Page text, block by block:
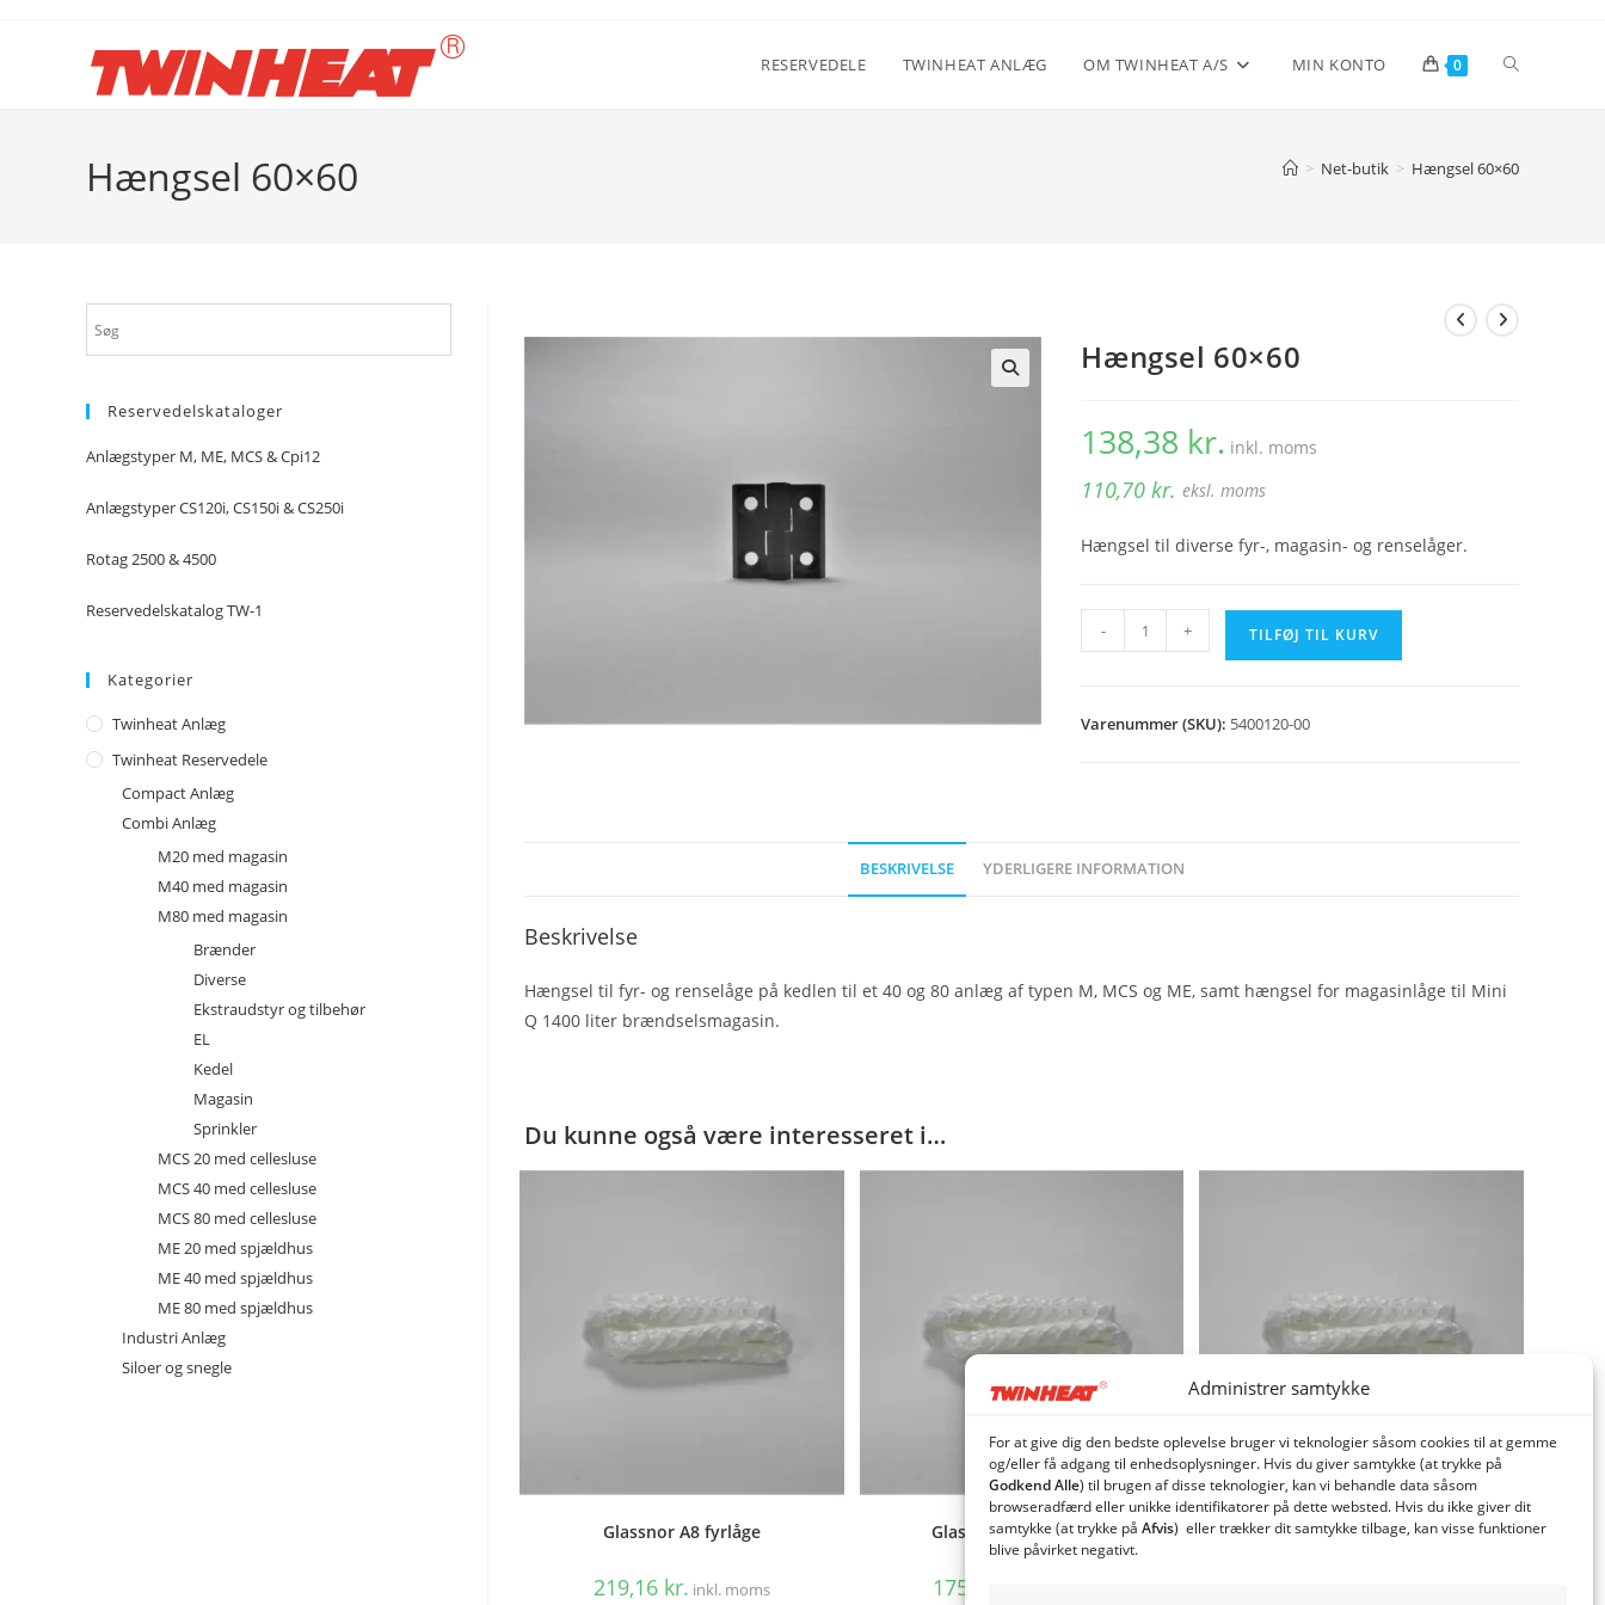
Administrer samtykke
For at give dig den bedste oplevelse bruger vi teknologier såsom cookies til at gemme
og/eller få adgang til enhedsoplysninger. Hvis du giver samtykke (at trykke på
Godkend Alle) til brugen af ​​disse teknologier, kan vi behandle data såsom
browseradfærd eller unikke identifikatorer på dette websted. Hvis du ikke giver dit
samtykke (at trykke på Afvis) eller trækker dit samtykke tilbage, kan visse funktioner
blive påvirket negativt.
RESERVEDELE TWINHEAT ANLÆG OM TWINHEAT A/S MIN KONTO 0 Toggle
Hængsel 60×60 > Net-butik > Hængsel 60×60
Hængsel 60×60
138,38 kr. inkl. moms
110,70kr. eksl. moms
Hængsel til diverse fyr-, magasin- og renselåger.
Hængsel
60x60
- + TILFØJ TIL KURV
Varenummer (SKU): 5400120-00
BESKRIVELSE YDERLIGERE INFORMATION
Beskrivelse
Hængsel til fyr- og renselåge på kedlen til et 40 og 80 anlæg af typen M, MCS og ME, samt hængsel for magasinlåge til Mini
Q 1400 liter brændselsmagasin.
Du kunne også være interesseret i…
Glassnor A8 fyrlåge
219,16 kr. inkl. moms
Glassnor A8 renselåge
175,53
Glassnor A2/A4 renselåge
Reservedelskataloger
Anlægstyper M, ME, MCS & Cpi12
Anlægstyper CS120i, CS150i & CS250i
Rotag 2500 & 4500
Reservedelskatalog TW-1
Kategorier
Twinheat Anlæg
Twinheat Reservedele
Compact Anlæg
Combi Anlæg
M20 med magasin
M40 med magasin
M80 med magasin
Brænder
Diverse
Ekstraudstyr og tilbehør
EL
Kedel
Magasin
Sprinkler
MCS 20 med cellesluse
MCS 40 med cellesluse
MCS 80 med cellesluse
ME 20 med spjældhus
ME 40 med spjældhus
ME 80 med spjældhus
Industri Anlæg
Siloer og snegle